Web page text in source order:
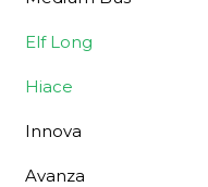
Elf Long
Hiace
Innova
Avanza